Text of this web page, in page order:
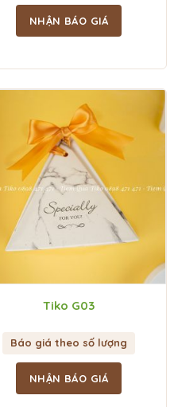
NHẬN BÁO GIÁ
Tiko G03
Báo giá theo số lượng
NHẬN BÁO GIÁ